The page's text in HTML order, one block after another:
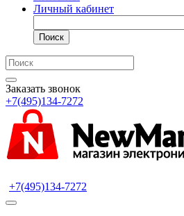
Личный кабинет
Поиск
Заказать звонок
+7(495)134-7272
+7(495)134-7272